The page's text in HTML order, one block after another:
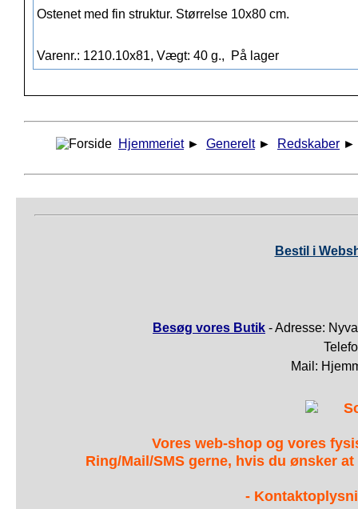
Ostenet med fin struktur. Størrelse 10x80 cm.
Varenr.: 1210.10x81, Vægt: 40 g., På lager
Hjemmeriet ► Generelt ► Redskaber ►
Bestil i
Besøg vores Butik - Adresse:
Mail:
Vores web-shop og vores
Ring/Mail/SMS gerne, hvis du ønsker
-